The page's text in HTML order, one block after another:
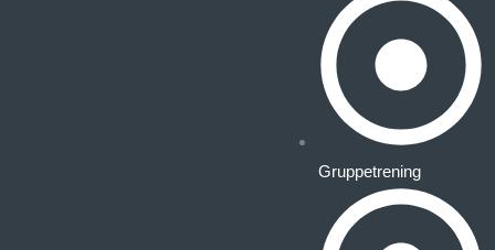
Gruppetrening